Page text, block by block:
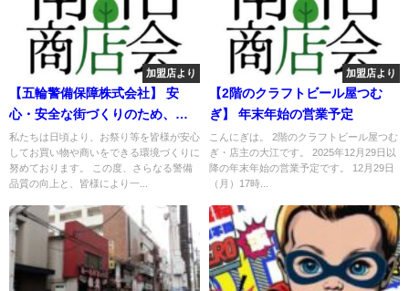
加盟店より
【五輪警備保障株式会社】 安
心・安全な街づくりのため、警
備員の「採用適性テスト」を導
入いたしました
私たちは日頃より、お祭り等を皆様が安心
してお買い物や商いをできる環境づくりに
努めております。 この度、さらなる警備
品質の向上と、皆様により一...
加盟店より
【2階のクラフトビール屋つむ
ぎ】 年末年始の営業予定
こんにぎは。 2階のクラフトビール屋つむ
ぎ・店主の大江です。 2025年12月29日以
降の年末年始の営業予定です。 12月29日
（月）17時...